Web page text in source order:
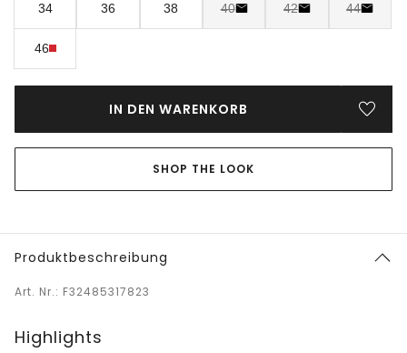
34 36 38 40 42 44
46
IN DEN WARENKORB
SHOP THE LOOK
Produktbeschreibung
Art. Nr.: F32485317823
Highlights